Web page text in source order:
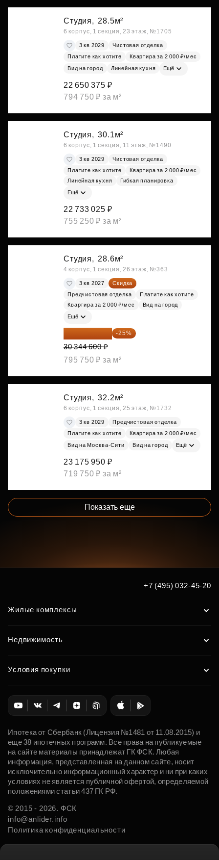
Студия, 28.5м²
6 корпус, 1 секция, 23 этаж, №1705
3 кв 2029
Чистовая отделка
Платите как хотите
Квартира за 2 000 ₽/мес
Вид на город Линейная кухня Ещё
22 650 375 ₽
794 750 ₽ за м²
Студия, 30.1м²
6 корпус, 1 секция, 11 этаж, №1490
3 кв 2029
Чистовая отделка
Платите как хотите
Квартира за 2 000 ₽/мес
Линейная кухня
Гибкая планировка
Ещё
22 733 025 ₽
755 250 ₽ за м²
Студия, 28.6м²
4 корпус, 1 секция, 26 этаж, №363
3 кв 2027
Скидка
Предчистовая отделка
Платите как хотите
Квартира за 2 000 ₽/мес
Вид на город
Ещё
22 758 450 ₽ -25%
30 344 600 ₽
795 750 ₽ за м²
Студия, 32.2м²
6 корпус, 1 секция, 25 этаж, №1732
3 кв 2029
Предчистовая отделка
Платите как хотите
Квартира за 2 000 ₽/мес
Вид на Москва-Сити Вид на город Ещё
23 175 950 ₽
719 750 ₽ за м²
Показать еще
+7 (495) 032-45-20
Жилые комплексы
Недвижимость
Условия покупки
Ипотека от Сбербанк (Лицензия №1481 от 11.08.2015) и
еще 38 ипотечных программ. Все права на публикуемые
на сайте материалы принадлежат ГК ФСК. Любая
информация, представленная на данном сайте, носит
исключительно информационный характер и ни при каких
условиях не является публичной офертой, определяемой
положениями статьи 437 ГК РФ.
© 2015 - 2026. ФСК
info@anlider.info
Политика конфиденциальности